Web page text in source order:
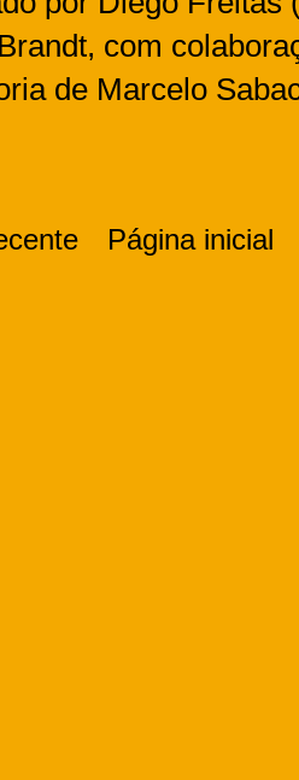
com
de Marcelo
Página inicial